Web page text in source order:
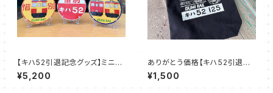
【キハ52引退記念グッズ】ミニH
M
¥5,200
ありがとう価格【キハ52引退記
念グッズ】キハ52トートバッグ
M
¥1,500